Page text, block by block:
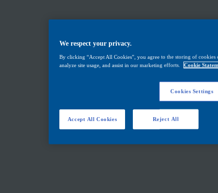
We respect your privacy.
By clicking “Accept All Cookies”, you agree to the storing of
analyze site usage, and assist in our marketing efforts.
Cookie
Cookies Settings
Reject All
Accept All Cookies